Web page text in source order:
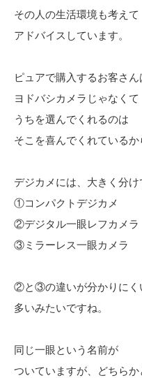
その人の生活環境も考えて
アドバイスしています。
ピュアで購入するお客さん
ヨドバシカメラじゃなくて
うちを選んでくれるのは
そこを喜んでくれているか
デジカメには、大きく分け
①コンパクトデジカメ
②デジタル一眼レフカメラ
③ミラーレス一眼カメラ
②と③の違いが分かりにく
多いみたいですね。
同じ一眼という名前が
ついていますが、どちらか